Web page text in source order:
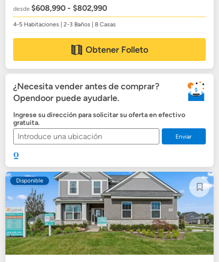
desde$608,990 - $802,990
4-5 Habitaciones | 2-3 Baños | 8 Casas
Obtener Folleto
¿Necesita vender antes de comprar?
Opendoor puede ayudarle.
Ingrese su dirección para solicitar su oferta en efectivo
gratuita.
Enviar
Disponible